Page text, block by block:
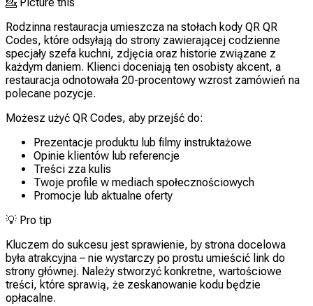
💁 Picture this
Rodzinna restauracja umieszcza na stołach kody QR QR
Codes, które odsyłają do strony zawierającej codzienne
specjały szefa kuchni, zdjęcia oraz historie związane z
każdym daniem. Klienci doceniają ten osobisty akcent, a
restauracja odnotowała 20-procentowy wzrost zamówień na
polecane pozycje.
Możesz użyć QR Codes, aby przejść do:
Prezentacje produktu lub filmy instruktażowe
Opinie klientów lub referencje
Treści zza kulis
Twoje profile w mediach społecznościowych
Promocje lub aktualne oferty
💡 Pro tip
Kluczem do sukcesu jest sprawienie, by strona docelowa
była atrakcyjna – nie wystarczy po prostu umieścić link do
strony głównej. Należy stworzyć konkretne, wartościowe
treści, które sprawią, że zeskanowanie kodu będzie
opłacalne.